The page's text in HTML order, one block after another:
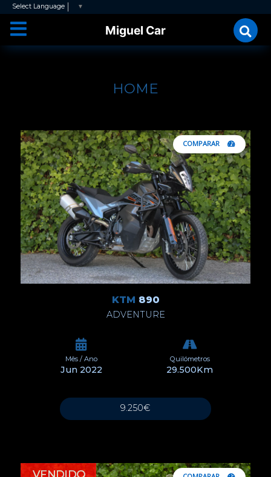
Select Language ▼
Miguel Car
HOME
COMPARAR
KTM 890
ADVENTURE
Mês / Ano
Jun 2022
Quilómetros
29.500Km
9.250€